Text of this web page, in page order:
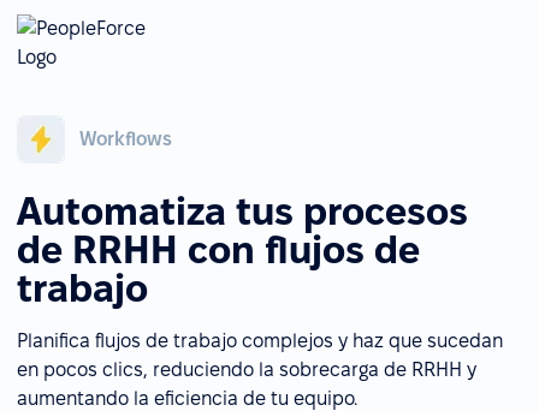
Workflows
Automatiza tus procesos
de RRHH con flujos de
trabajo
Planifica flujos de trabajo complejos y haz que sucedan
en pocos clics, reduciendo la sobrecarga de RRHH y
aumentando la eficiencia de tu equipo.